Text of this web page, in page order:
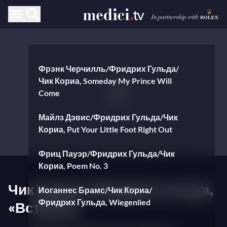
Фрэнк Черчилль/Фридрих Гульда/
Чик Кориа, Someday My Prince Will
Come
Майлз Дэвис/Фридрих Гульда/Чик
Кориа, Put Your Little Foot Right Out
Фриц Пауэр/Фридрих Гульда/Чик
Кориа, Poem No. 3
Иоганнес Брамс/Чик Кориа/
Фридрих Гульда, Wiegenlied
Чик Кориа и Фридрих Гульда,
«Встреча»